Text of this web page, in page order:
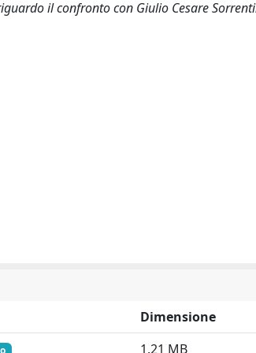
il confronto con Giulio Cesare
Dimensione
1.21 MB